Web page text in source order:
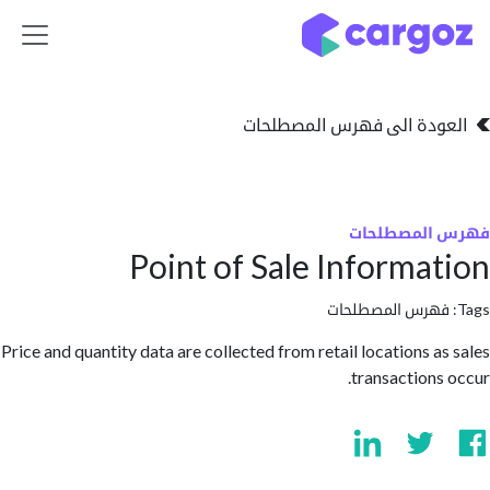
الى فهرس المصطلحات
Point of Sale
المصطلحات
Price and quantity data are collected from retail locations